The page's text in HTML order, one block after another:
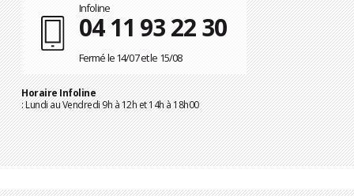
Infoline
04 11 93 22 30
Fermé le 14/07 et le 15/08
Horaire Infoline
: Lundi au Vendredi 9h à 12h et 14h à 18h00